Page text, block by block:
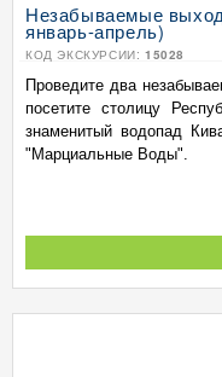
Незабываемые
январь-апрель)
КОД ЭКСКУРСИИ: 15028
Проведите два
посетите столицу
знаменитый водопад
"Марциальные Воды".